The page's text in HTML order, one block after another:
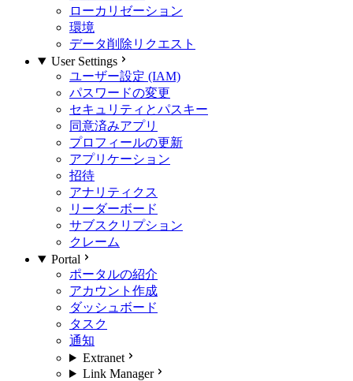
ローカリゼーション
環境
データ削除リクエスト
User Settings
ユーザー設定 (IAM)
パスワードの変更
セキュリティとパスキー
同意済みアプリ
プロフィールの更新
アプリケーション
招待
アナリティクス
リーダーボード
サブスクリプション
クレーム
Portal
ポータルの紹介
アカウント作成
ダッシュボード
タスク
通知
Extranet
Link Manager